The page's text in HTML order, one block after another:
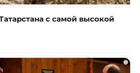
с самой высокой
i